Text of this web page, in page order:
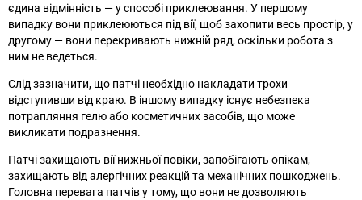
єдина відмінність —у способі приклеювання. У першому
випадку вони приклеюються під вії, щоб захопити весь простір, у
другому — вони перекривають нижній ряд, оскільки робота з
ним не ведеться.
Слід зазначити, що патчі необхідно накладати трохи
відступивши від краю. В іншому випадку існує небезпека
потрапляння гелю або косметичних засобів, що може
викликати подразнення.
Патчі захищають вії нижньої повіки, запобігають опікам,
захищають від алергічних реакцій та механічних пошкоджень.
Головна перевага патчів у тому, що вони не дозволяють